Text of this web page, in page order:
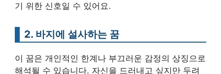
기 위한 신호일 수 있어요.
2. 바지에 설사하는 꿈
이 꿈은 개인적인 한계나 부끄러운 감정의 상징으로
해석될 수 있습니다. 자신을 드러내고 싶지만 두려